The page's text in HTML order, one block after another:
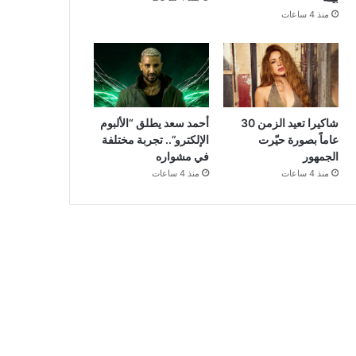
منذ 4 ساعات
شاكيرا تعيد الزمن 30
عاماً بصورة حيّرت
الجمهور
منذ 4 ساعات
أحمد سعد يطلق “الألبوم
الإلكترو”.. تجربة مختلفة
في مشواره
منذ 4 ساعات